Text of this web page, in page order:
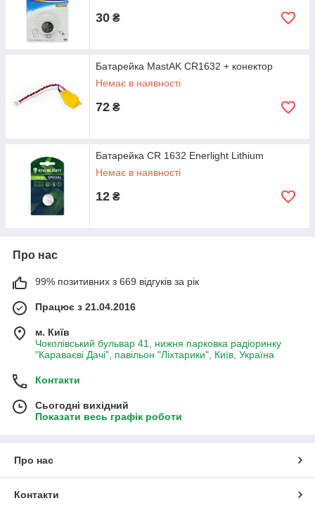
30 ₴
Батарейка MastAK CR1632 + конектор
Немає в наявності
72 ₴
Батарейка CR 1632 Enerlight Lithium
Немає в наявності
12 ₴
Про нас
99% позитивних з 669 відгуків за рік
Працює з 21.04.2016
м. Київ
Чоколівський бульвар 41, нижня парковка радіоринку
"Караваєві Дачі", павільон "Ліхтарики", Київ, Україна
Контакти
Сьогодні вихідний
Показати весь графік роботи
Про нас
Контакти